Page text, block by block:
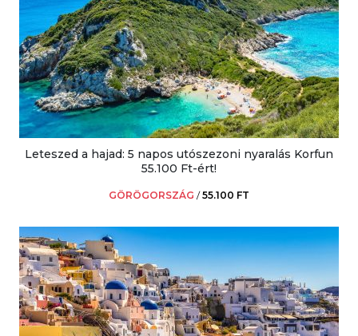
Leteszed a hajad: 5 napos utószezoni nyaralás Korfun
55.100 Ft-ért!
GÖRÖGORSZÁG /55.100 FT